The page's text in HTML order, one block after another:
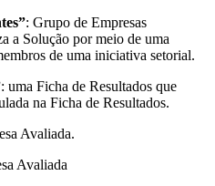
: Grupo de Empresas
a Solução por meio de uma
de uma iniciativa setorial.
: uma Ficha de Resultados que
na Ficha de Resultados.
Avaliada.
Avaliada